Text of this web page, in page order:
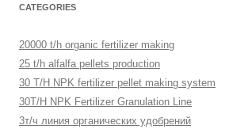
CATEGORIES
20000 t/h organic fertilizer making
25 t/h alfalfa pellets production
30 T/H NPK fertilizer pellet making system
30T/H NPK Fertilizer Granulation Line
3т/ч линия органических удобрений